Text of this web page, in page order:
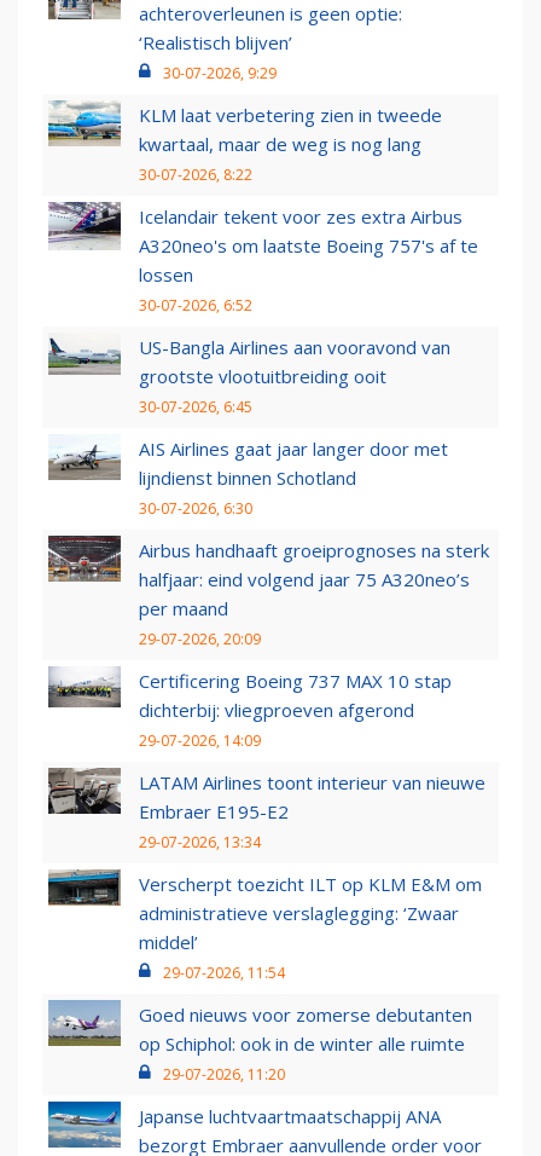
achteroverleunen is geen optie:
‘Realistisch blijven’
30-07-2026, 9:29
KLM laat verbetering zien in tweede
kwartaal, maar de weg is nog lang
30-07-2026, 8:22
Icelandair tekent voor zes extra Airbus
A320neo's om laatste Boeing 757's af te
lossen
30-07-2026, 6:52
US-Bangla Airlines aan vooravond van
grootste vlootuitbreiding ooit
30-07-2026, 6:45
AIS Airlines gaat jaar langer door met
lijndienst binnen Schotland
30-07-2026, 6:30
Airbus handhaaft groeiprognoses na sterk
halfjaar: eind volgend jaar 75 A320neo’s
per maand
29-07-2026, 20:09
Certificering Boeing 737 MAX 10 stap
dichterbij: vliegproeven afgerond
29-07-2026, 14:09
LATAM Airlines toont interieur van nieuwe
Embraer E195-E2
29-07-2026, 13:34
Verscherpt toezicht ILT op KLM E&M om
administratieve verslaglegging: ‘Zwaar
middel’
29-07-2026, 11:54
Goed nieuws voor zomerse debutanten
op Schiphol: ook in de winter alle ruimte
29-07-2026, 11:20
Japanse luchtvaartmaatschappij ANA
bezorgt Embraer aanvullende order voor